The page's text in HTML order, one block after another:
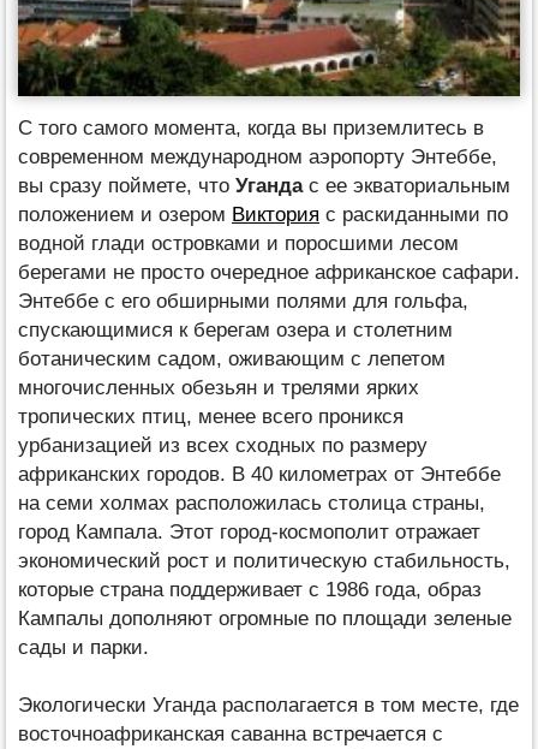
С того самого момента, когда вы приземлитесь в
современном международном аэропорту Энтеббе,
вы сразу поймете, что Угандас ее экваториальным
положением и озером Виктория с раскиданными по
водной глади островками и поросшими лесом
берегами не просто очередное африканское сафари.
Энтеббе с его обширными полями для гольфа,
спускающимися к берегам озера и столетним
ботаническим садом, оживающим с лепетом
многочисленных обезьян и трелями ярких
тропических птиц, менее всего проникся
урбанизацией из всех сходных по размеру
африканских городов. В 40 километрах от Энтеббе
на семи холмах расположилась столица страны,
город Кампала. Этот город-космополит отражает
экономический рост и политическую стабильность,
которые страна поддерживает с 1986 года, образ
Кампалы дополняют огромные по площади зеленые
сады и парки.
Экологически Уганда располагается в том месте, где
восточноафриканская саванна встречается с